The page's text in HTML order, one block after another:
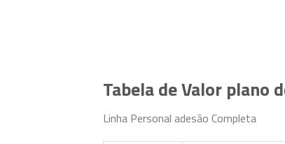
Tabela de Valor plano
Linha Personal adesão Completa